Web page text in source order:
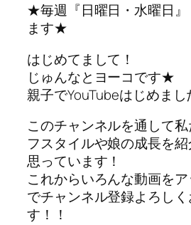
★毎週『日曜日・水曜日』
ます★
はじめてまして！
じゅんなとヨーコです★
親子でYouTubeはじめまし
このチャンネルを通して
フスタイルや娘の成長を
思っています！
これからいろんな動画を
でチャンネル登録よろしく
す！！